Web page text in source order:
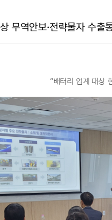
무역안보·전략물자 수출
“배터리 업계 대상